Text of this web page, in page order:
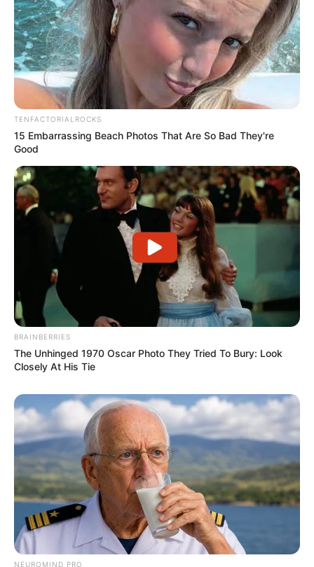
TENFACTORIALROCKS
15 Embarrassing Beach Photos That Are So Bad They're
Good
BRAINBERRIES
The Unhinged 1970 Oscar Photo They Tried To Bury: Look
Closely At His Tie
NEUROMIND PRO